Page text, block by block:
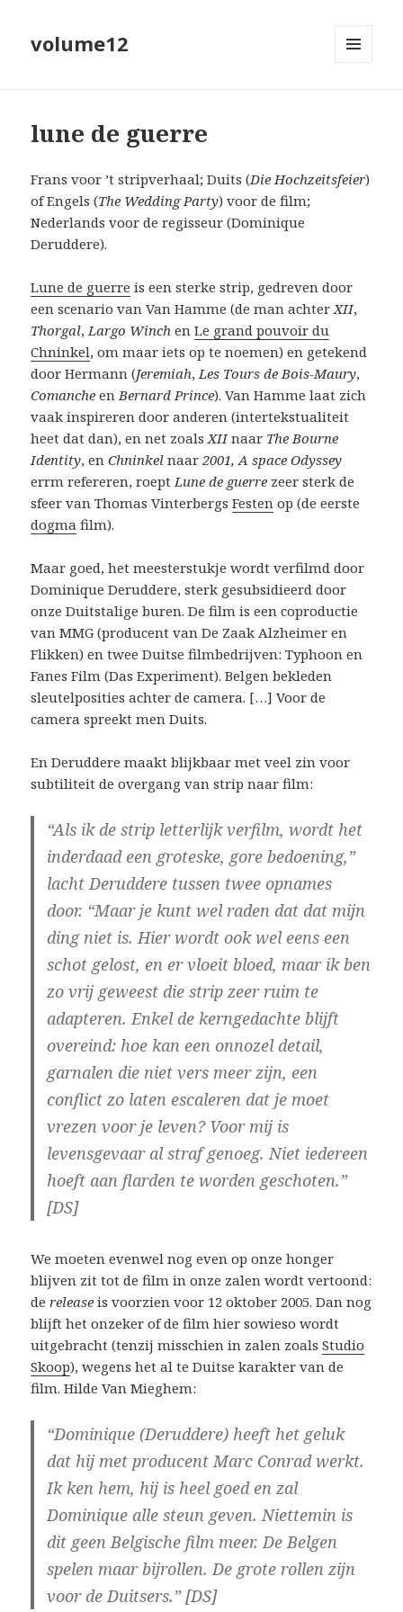
volume12
lune de guerre
Frans voor ’t stripverhaal; Duits (Die Hochzeitsfeier)
of Engels (The Wedding Party) voor de film;
Nederlands voor de regisseur (Dominique
Deruddere).
Lune de guerre is een sterke strip, gedreven door
een scenario van Van Hamme (de man achterXII,
Thorgal,Largo Winch enLe grand pouvoir du
Chninkel, om maar iets op te noemen) en getekend
door Hermann (Jeremiah,Les Tours de Bois-Maury,
Comanche enBernard Prince). Van Hamme laat zich
vaak inspireren door anderen (intertekstualiteit
heet dat dan), en net zoalsXIInaar The Bourne
Identity, enChninkel naar2001, A space Odyssey
errm refereren, roeptLune de guerre zeer sterk de
sfeer van Thomas VinterbergsFesten op (de eerste
dogma film).
Maar goed, het meesterstukje wordt verfilmd door
Dominique Deruddere, sterk gesubsidieerd door
onze Duitstalige buren. De filmis een coproductie
van MMG (producent van De Zaak Alzheimer en
Flikken) en twee Duitse filmbedrijven: Typhoon en
Fanes Film (Das Experiment). Belgen bekleden
sleutelposities achter de camera. […] Voor de
camera spreekt men Duits.
En Deruddere maakt blijkbaar met veel zin voor
subtiliteit de overgang van strip naar film:
“Als ik de strip letterlijk verfilm, wordt het
inderdaad een groteske, gore bedoening,”
lacht Deruddere tussen twee opnames
door. “Maar je kunt wel raden dat dat mijn
ding niet is. Hier wordt ook wel eens een
schot gelost, en er vloeit bloed, maar ik ben
zo vrij geweest die strip zeer ruim te
adapteren. Enkel de kerngedachte blijft
overeind: hoe kan een onnozel detail,
garnalen die niet vers meer zijn, een
conflict zo laten escaleren dat je moet
vrezen voor je leven? Voor mij is
levensgevaar al straf genoeg. Niet iedereen
hoeft aan flarden te worden geschoten.”
[DS]
We moeten evenwel nog even op onze honger
blijven zit tot de film in onze zalen wordt vertoond:
derelease is voorzien voor 12 oktober 2005. Dan nog
blijft het onzeker of de film hier sowieso wordt
uitgebracht (tenzij misschien in zalen zoalsStudio
Skoop), wegens het al te Duitse karakter van de
film. Hilde Van Mieghem:
“Dominique (Deruddere) heeft het geluk
dat hij met producent Marc Conrad werkt.
Ik ken hem, hij is heel goed en zal
Dominique alle steun geven. Niettemin is
dit geen Belgische film meer. De Belgen
spelen maar bijrollen. De grote rollen zijn
voor de Duitsers.” [DS]